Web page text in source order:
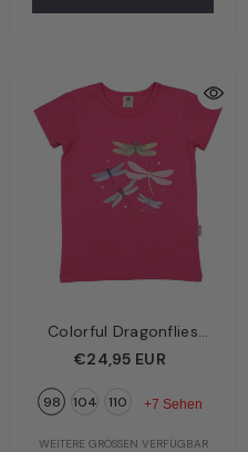
Colorful Dragonflies
Kinder T-Shirt Rosa –
Baumwolle GOTS |
€24,95 EUR
98 104 110 +7 Sehen
WEITERE GRÖSSEN VERFÜGBAR